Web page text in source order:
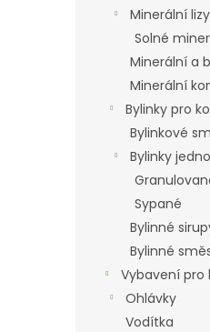
Minerální lizy
Solné
Minerální a
Minerální
Bylinky pro
Bylinkové
Bylinky
Sypané
Bylinné
Bylinné
Vybavení pro
Ohlávky
Vodítka